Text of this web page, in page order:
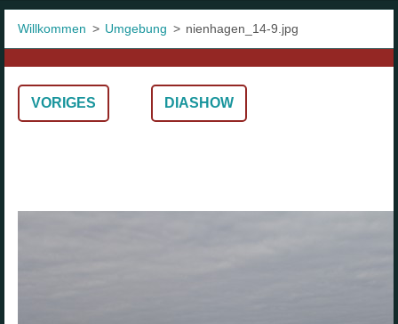
Willkommen > Umgebung > nienhagen_14-9.jpg
VORIGES DIASHOW